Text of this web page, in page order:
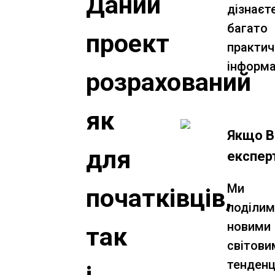
проект
розрахований
як
для
початківців,
так
багато
Якщо
Ми
новими